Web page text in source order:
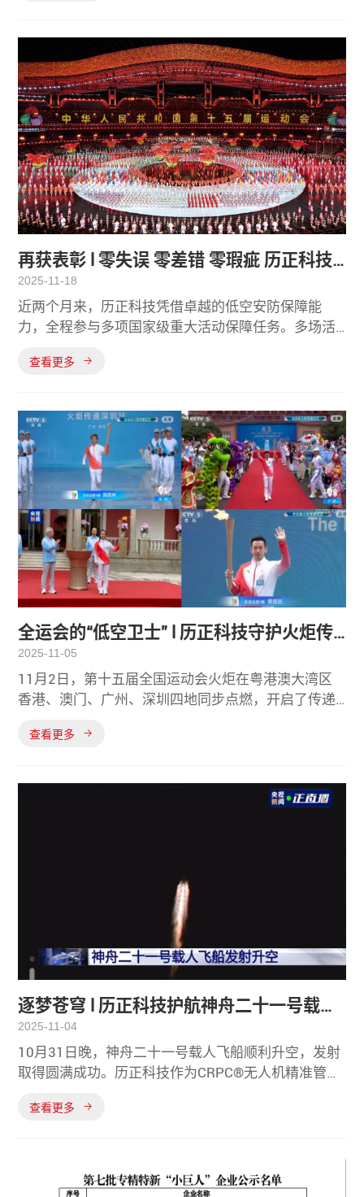
低空技术支撑。封关期间历正科技旗下反无核心产
品“潜盾WD-l”凭借卓越的性
再获表彰 l 零失误 零差错 零瑕疵 历正科技
以硬核技术铸盾低空安全
2025-11-18
近两个月来，历正科技凭借卓越的低空安防保障能
力，全程参与多项国家级重大活动保障任务。多场活
对安全，万无一失，展现出强大的技术实力与卓越的
行的粤港澳第十五届全运会（十五运）中，历正科技
承担了核心区的低空安全保
查看更多
全运会的“低空卫士” l 历正科技守护火炬传
递每一公里
2025-11-05
11月2日，第十五届全国运动会火炬在粤港澳大湾区
香港、澳门、广州、深圳四地同步点燃，开启了传递
行提供了坚实可靠的低空安全保障，在科技护航的篇
45周年的历史性时刻深圳站火炬传递以总长45公里的
查看更多
逐梦苍穹 l 历正科技护航神舟二十一号载人
飞船发射任务
2025-11-04
10月31日晚，神舟二十一号载人飞船顺利升空，发射
取得圆满成功。历正科技作为CRPC®无人机精准管控
发射任务期间历正科技旗下“前哨A-D”全程参与保障任
定式无源侦测类核心产品
查看更多